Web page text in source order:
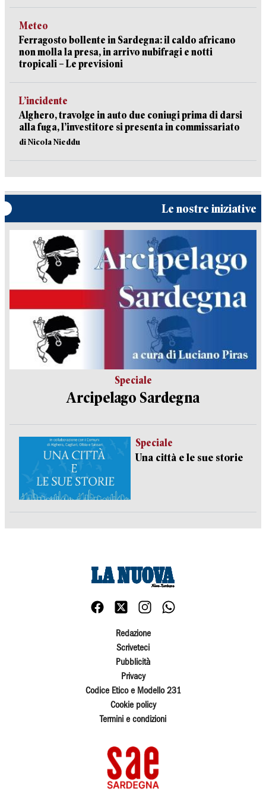
Meteo
Ferragosto bollente in Sardegna: il caldo africano
non molla la presa, in arrivo nubifragi e notti
tropicali – Le previsioni
L’incidente
Alghero, travolge in auto due coniugi prima di darsi
alla fuga, l’investitore si presenta in commissariato
di Nicola Nieddu
Le nostre iniziative
Speciale
Arcipelago Sardegna
Speciale
Una città e le sue storie
Redazione
Scriveteci
Pubblicità
Privacy
Codice Etico e Modello 231
Cookie policy
Termini e condizioni